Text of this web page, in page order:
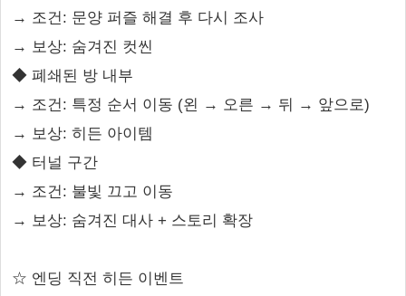
→ 조건: 문양 퍼즐 해결 후 다시 조사
→ 보상: 숨겨진 컷씬
◆ 폐쇄된 방 내부
→ 조건: 특정 순서 이동 (왼 → 오른 → 뒤 → 앞으로)
→ 보상: 히든 아이템
◆ 터널 구간
→ 조건: 불빛 끄고 이동
→ 보상: 숨겨진 대사 + 스토리 확장
☆ 엔딩 직전 히든 이벤트